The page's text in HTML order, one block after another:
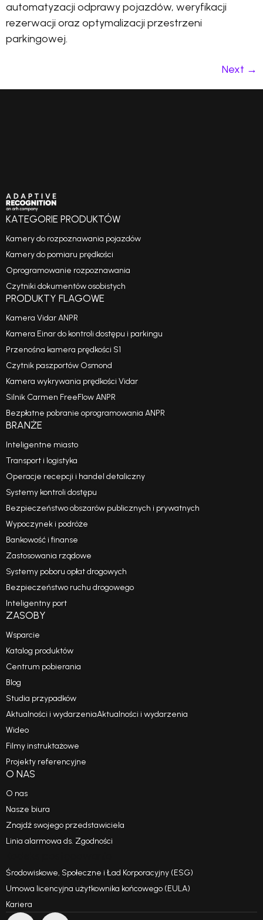
automatyzacji odprawy pojazdów, weryfikacji
rezerwacji oraz optymalizacji przestrzeni
parkingowej.
Next →
KATEGORIE PRODUKTÓW
Kamery do rozpoznawania pojazdów
Kamery do pomiaru prędkości
Oprogramowanie rozpoznawania
Czytniki dokumentów osobistych
PRODUKTY FLAGOWE
Kamera Vidar ANPR
Kamera Einar do kontroli dostępu i parkingu
Przenośna kamera prędkości S1
Czytnik paszportów Osmond
Kamera wykrywania prędkości Vidar
Silnik Carmen FreeFlow ANPR
Bezpłatne pobranie oprogramowania ANPR
BRANŻE
Inteligentne miasto
Transport i logistyka
Operacje recepcji i handel detaliczny
Systemy kontroli dostępu
Bezpieczeństwo obszarów publicznych i prywatnych
Wypoczynek i podróże
Bankowość i finanse
Zastosowania rządowe
Systemy poboru opłat drogowych
Bezpieczeństwo ruchu drogowego
Inteligentny port
ZASOBY
Wsparcie
Katalog produktów
Centrum pobierania
Blog
Studia przypadków
Aktualności i wydarzeniaAktualności i wydarzenia
Wideo
Filmy instruktażowe
Projekty referencyjne
O NAS
O nas
Nasze biura
Znajdź swojego przedstawiciela
Linia alarmowa ds. Zgodności
Środowiskowe, Społeczne i Ład Korporacyjny (ESG)
Umowa licencyjna użytkownika końcowego (EULA)
Kariera